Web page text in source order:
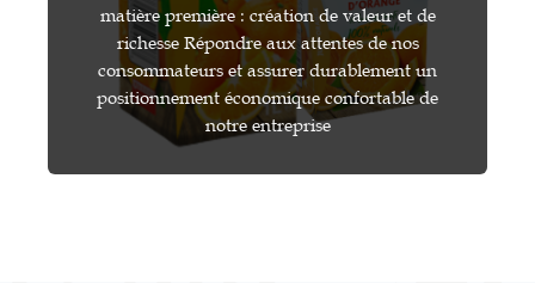
matière première : création de valeur et de
richesse Répondre aux attentes de nos
consommateurs et assurer durablement un
positionnement économique confortable de
notre entreprise